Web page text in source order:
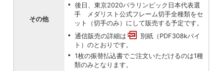
その他
後日、東京2020パラリンピック日本代表選
手 メダリスト公式フレーム切手全種類をセ
ット（切手のみ）にして販売する予定です。
通信販売の詳細は
別紙（PDF308kバイ
ト）のとおりです。
1枚の振替払込書でご注文いただけるのは1種
類のみとなります。